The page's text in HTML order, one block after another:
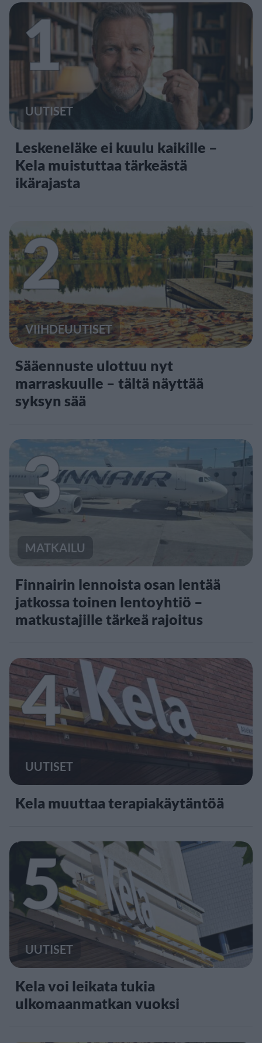
1
UUTISET
Leskeneläke ei kuulu kaikille –
Kela muistuttaa tärkeästä
ikärajasta
2
VIIHDEUUTISET
Sääennuste ulottuu nyt
marraskuulle – tältä näyttää
syksyn sää
3
MATKAILU
Finnairin lennoista osan lentää
jatkossa toinen lentoyhtiö –
matkustajille tärkeä rajoitus
4
UUTISET
Kela muuttaa terapiakäytäntöä
5
UUTISET
Kela voi leikata tukia
ulkomaanmatkan vuoksi